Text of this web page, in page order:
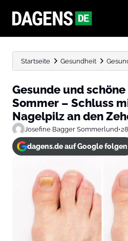
Startseite Gesundheit
Gesunde und
Sommer – Schluss
Nagelpilz an den
Josefine Bagger Sommerlund•
dagens.de auf Google folgen